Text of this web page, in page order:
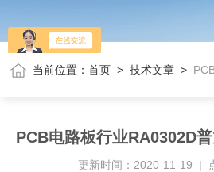
当前位置：首页 >技术文章 > PCB
PCB电路板行业RA0302D
更新时间：2020-11-19 |